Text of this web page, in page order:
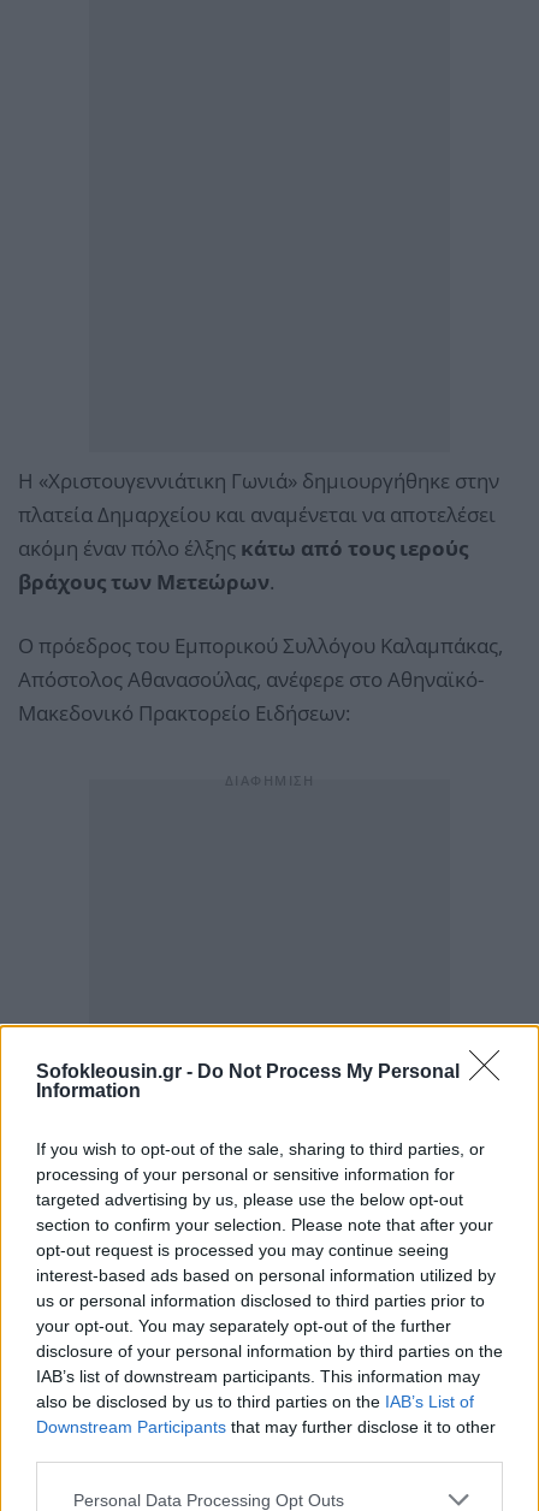
Sofokleousin.gr - Do Not Process My Personal
Information
If you wish to opt-out of the sale, sharing to third parties, or
processing of your personal or sensitive information for
targeted advertising by us, please use the below opt-out
section to confirm your selection. Please note that after your
opt-out request is processed you may continue seeing
interest-based ads based on personal information utilized by
us or personal information disclosed to third parties prior to
your opt-out. You may separately opt-out of the further
disclosure of your personal information by third parties on the
IAB’s list of downstream participants. This information may
also be disclosed by us to third parties on the IAB’s List of
Downstream Participants that may further disclose it to other
Personal Data Processing Opt Outs
Η «Χριστουγεννιάτικη Γωνιά» δημιουργήθηκε στην
πλατεία Δημαρχείου και αναμένεται να αποτελέσει
ακόμη έναν πόλο έλξης κάτω από τους ιερούς
βράχους των Μετεώρων.
Ο πρόεδρος του Εμπορικού Συλλόγου Καλαμπάκας,
Απόστολος Αθανασούλας, ανέφερε στο Αθηναϊκό-
Μακεδονικό Πρακτορείο Ειδήσεων: